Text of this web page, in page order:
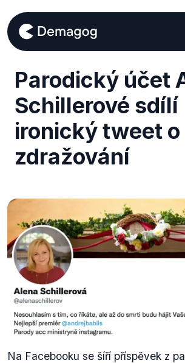
Parodický účet
Schillerové sdílí
ironický tweet o
zdražování
Na Facebooku se šíří příspěvek z